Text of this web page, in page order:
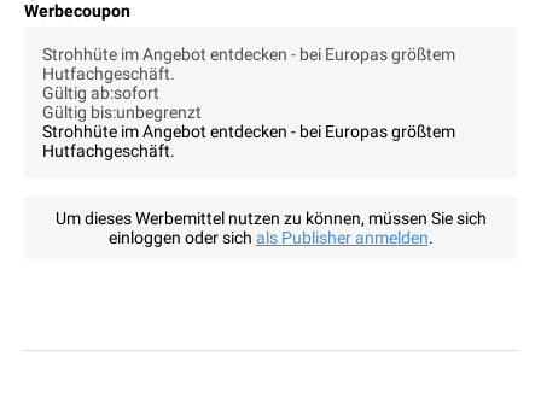
Werbecoupon
Strohhüte im Angebot entdecken - bei Europas größtem
Hutfachgeschäft.
Gültig ab:sofort
Gültig bis:unbegrenzt
Strohhüte im Angebot entdecken - bei Europas größtem
Hutfachgeschäft.
Um dieses Werbemittel nutzen zu können, müssen Sie sich
einloggen oder sich als Publisher anmelden.